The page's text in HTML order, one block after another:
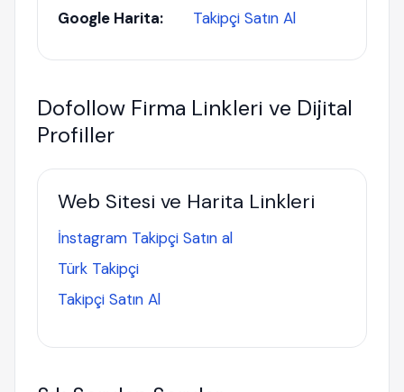
Google Harita:
Takipçi Satın Al
Dofollow Firma Linkleri ve Dijital
Profiller
Web Sitesi ve Harita Linkleri
İnstagram Takipçi Satın al
Türk Takipçi
Takipçi Satın Al